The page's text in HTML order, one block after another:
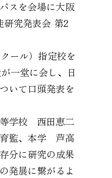
スを会場に大阪
研究発表会 第2
ール）指定校を
一堂に会し、日
いて口頭発表を
学校 西田恵二
監、本学 芦高
分に研究の成果
発展に繋がるよ